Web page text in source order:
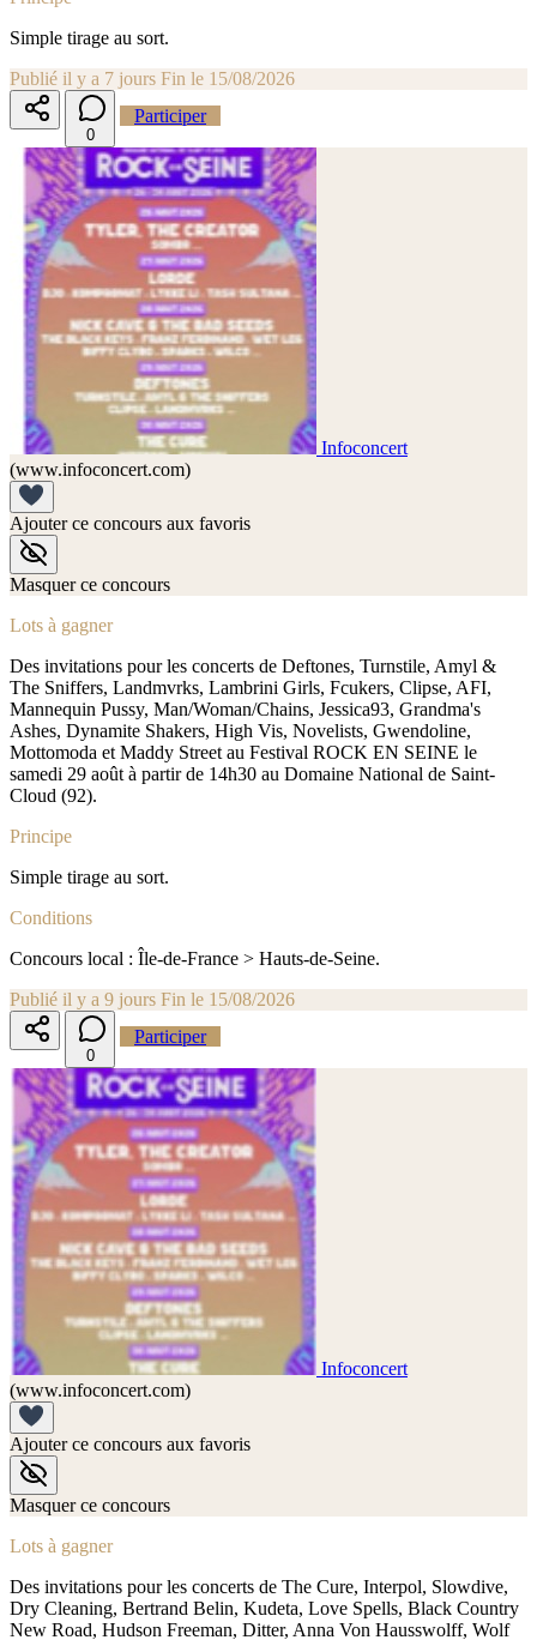
Simple tirage au sort.
Publié il y a 7 jours Fin le 15/08/2026
0
Participer
Infoconcert
(www.infoconcert.com)
Ajouter ce concours aux favoris
Masquer ce concours
Lots à gagner
Des invitations pour les concerts de Deftones, Turnstile, Amyl &
The Sniffers, Landmvrks, Lambrini Girls, Fcukers, Clipse, AFI,
Mannequin Pussy, Man/Woman/Chains, Jessica93, Grandma's
Ashes, Dynamite Shakers, High Vis, Novelists, Gwendoline,
Mottomoda et Maddy Street au Festival ROCK EN SEINE le
samedi 29 août à partir de 14h30 au Domaine National de Saint-
Cloud (92).
Principe
Simple tirage au sort.
Conditions
Concours local : Île-de-France > Hauts-de-Seine.
Publié il y a 9 jours Fin le 15/08/2026
0
Participer
Infoconcert
(www.infoconcert.com)
Ajouter ce concours aux favoris
Masquer ce concours
Lots à gagner
Des invitations pour les concerts de The Cure, Interpol, Slowdive,
Dry Cleaning, Bertrand Belin, Kudeta, Love Spells, Black Country
New Road, Hudson Freeman, Ditter, Anna Von Hausswolff, Wolf